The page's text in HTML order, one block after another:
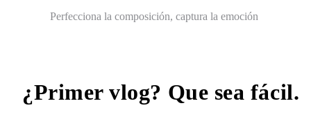
Previsualizar primero: Capturas repetidas → Capturas
¿Primer vlog? Que sea fácil.